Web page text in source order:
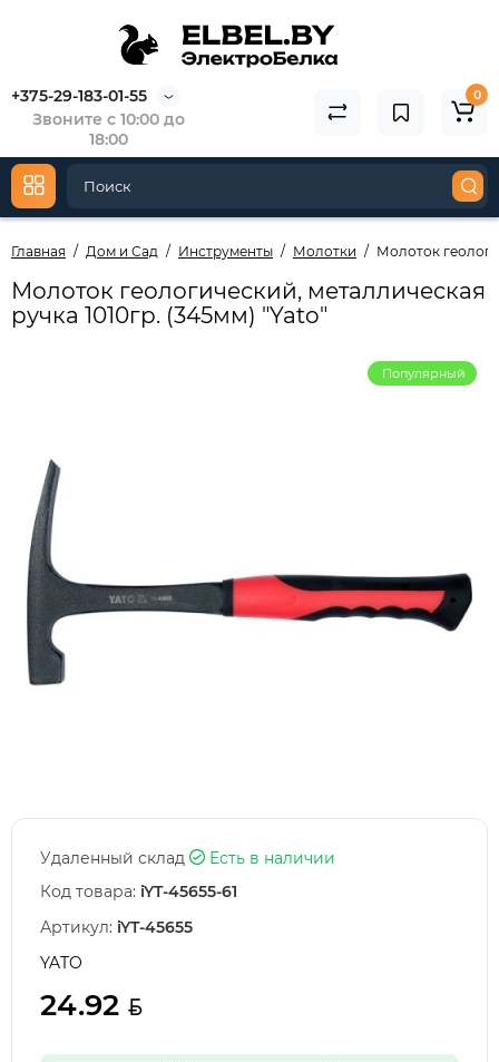
+375-29-183-01-55
Звоните с 10:00 до
18:00
0
Главная Дом и Сад Инструменты Молотки Молоток
Молоток геологический, металлическая
ручка 1010гр. (345мм) "Yato"
Популярный
Удаленный склад
Есть в наличии
Код товара: iYT-45655-61
Артикул: iYT-45655
YATO
24.92